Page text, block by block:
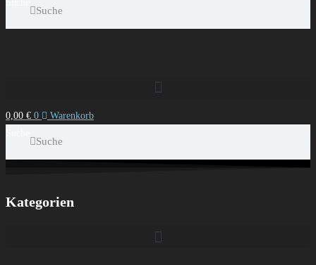
Suche
0,00 € 0
Warenkorb
Suche
Kategorien